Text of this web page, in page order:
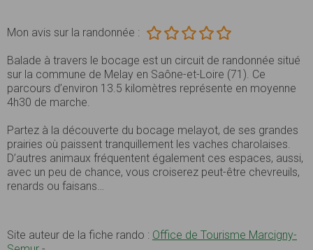
Mon avis sur la randonnée :
Balade à travers le bocage est un circuit de randonnée situé
sur la commune de Melay en Saône-et-Loire (71). Ce
parcours d’environ 13.5 kilomètres représente en moyenne
4h30 de marche.
Partez à la découverte du bocage melayot, de ses grandes
prairies où paissent tranquillement les vaches charolaises.
D’autres animaux fréquentent également ces espaces, aussi,
avec un peu de chance, vous croiserez peut-être chevreuils,
renards ou faisans…
Site auteur de la fiche rando : Office de Tourisme Marcigny-